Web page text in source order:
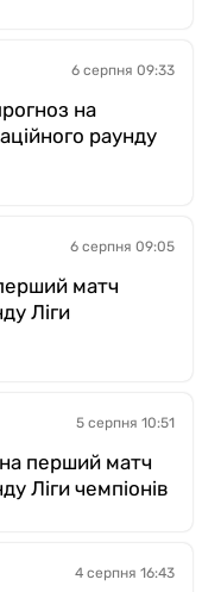
6 серпня 09:33
на
раунду
6 серпня 09:05
матч
Ліги
5 серпня 10:51
перший матч
Ліги чемпіонів
4 серпня 16:43